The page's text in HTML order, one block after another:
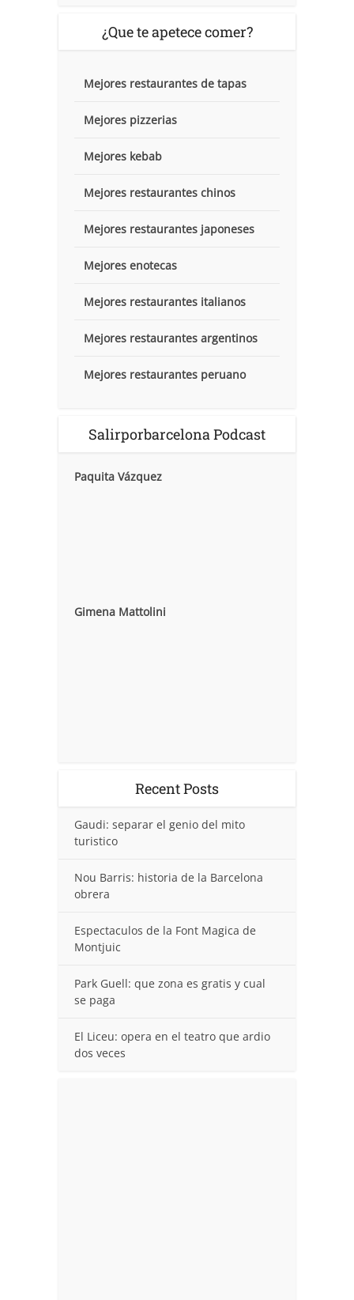
¿Que te apetece comer?
Mejores restaurantes de tapas
Mejores pizzerias
Mejores kebab
Mejores restaurantes chinos
Mejores restaurantes japoneses
Mejores enotecas
Mejores restaurantes italianos
Mejores restaurantes argentinos
Mejores restaurantes peruano
Salirporbarcelona Podcast
Paquita Vázquez
Gimena Mattolini
Recent Posts
Gaudi: separar el genio del mito
turistico
Nou Barris: historia de la Barcelona
obrera
Espectaculos de la Font Magica de
Montjuic
Park Guell: que zona es gratis y cual
se paga
El Liceu: opera en el teatro que ardio
dos veces